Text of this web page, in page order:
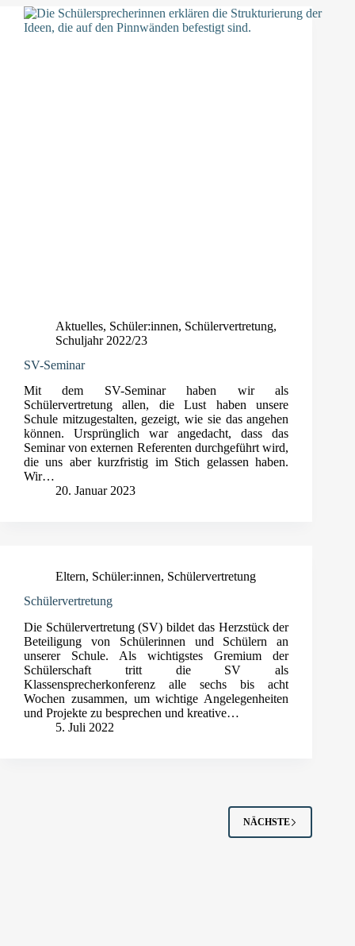
Aktuelles, Schüler:innen, Schülervertretung,
Schuljahr 2022/23
SV-Seminar
Mit dem SV-Seminar haben wir als
Schülervertretung allen, die Lust haben unsere
Schule mitzugestalten, gezeigt, wie sie das angehen
können. Ursprünglich war angedacht, dass das
Seminar von externen Referenten durchgeführt wird,
die uns aber kurzfristig im Stich gelassen haben.
Wir…
20. Januar 2023
Eltern, Schüler:innen, Schülervertretung
Schülervertretung
Die Schülervertretung (SV) bildet das Herzstück der
Beteiligung von Schülerinnen und Schülern an
unserer Schule. Als wichtigstes Gremium der
Schülerschaft tritt die SV als
Klassensprecherkonferenz alle sechs bis acht
Wochen zusammen, um wichtige Angelegenheiten
und Projekte zu besprechen und kreative…
5. Juli 2022
NÄCHSTE